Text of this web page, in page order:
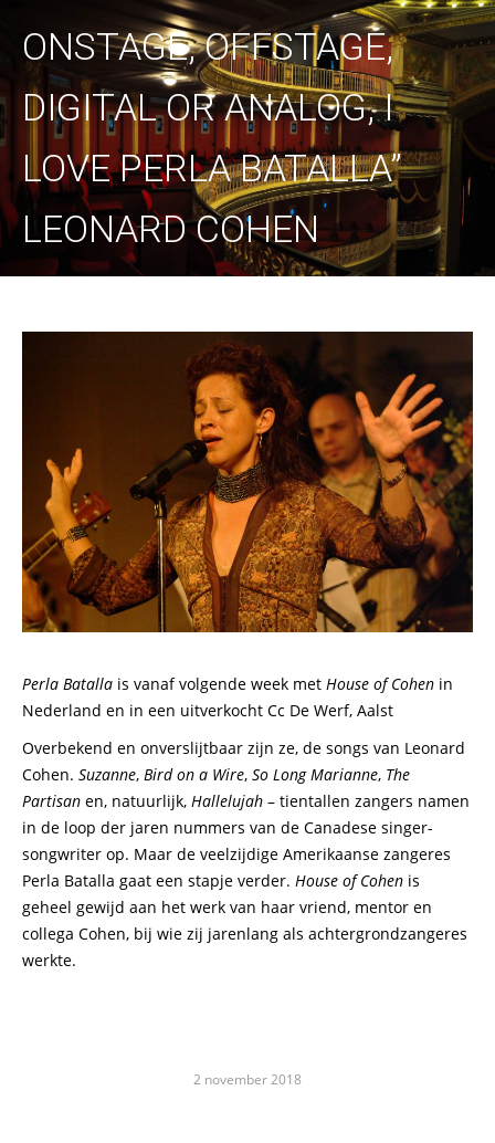
ONSTAGE, OFFSTAGE,
DIGITAL OR ANALOG, I
LOVE PERLA BATALLA”
LEONARD COHEN
Perla Batalla is vanaf volgende week met House of Cohen in
Nederland en in een uitverkocht Cc De Werf, Aalst
Overbekend en onverslijtbaar zijn ze, de songs van Leonard
Cohen. Suzanne, Bird on a Wire, So Long Marianne, The
Partisan en, natuurlijk, Hallelujah – tientallen zangers namen
in de loop der jaren nummers van de Canadese singer-
songwriter op. Maar de veelzijdige Amerikaanse zangeres
Perla Batalla gaat een stapje verder. House of Cohen is
geheel gewijd aan het werk van haar vriend, mentor en
collega Cohen, bij wie zij jarenlang als achtergrondzangeres
werkte.
2 november 2018